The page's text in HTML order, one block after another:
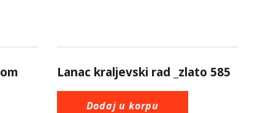
Lanac kraljevski rad _zlato 585
Dodaj u korpu